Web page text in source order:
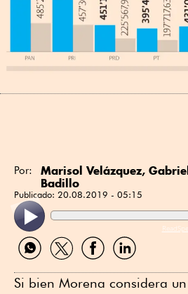
Por:
Marisol Velázquez,
Badillo
Publicado: 20.08.2019 - 05:15
Compartir
por
Compartir
por
Compartir
por
Compartir
por
Si bien Morena considera